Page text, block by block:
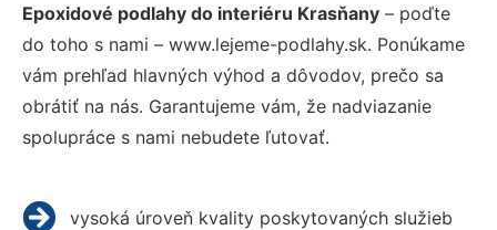
Epoxidové podlahy do interiéru Krasňany – poďte
do toho s nami – www.lejeme-podlahy.sk. Ponúkame
vám prehľad hlavných výhod a dôvodov, prečo sa
obrátiť na nás. Garantujeme vám, že nadviazanie
spolupráce s nami nebudete ľutovať.
vysoká úroveň kvality poskytovaných služieb